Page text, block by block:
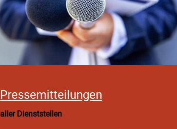
Pressemitteilungen
aller Dienststellen